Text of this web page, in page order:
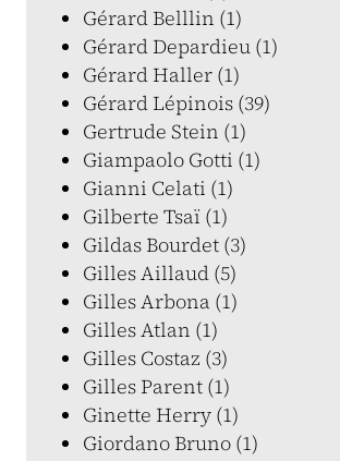
Gérard Belllin (1)
Gérard Depardieu (1)
Gérard Haller (1)
Gérard Lépinois (39)
Gertrude Stein (1)
Giampaolo Gotti (1)
Gianni Celati (1)
Gilberte Tsaï (1)
Gildas Bourdet (3)
Gilles Aillaud (5)
Gilles Arbona (1)
Gilles Atlan (1)
Gilles Costaz (3)
Gilles Parent (1)
Ginette Herry (1)
Giordano Bruno (1)